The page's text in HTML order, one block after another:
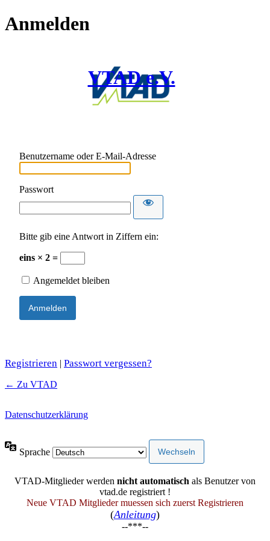
Anmelden
VTAD e.V.
Benutzername oder E-Mail-Adresse
Passwort
Bitte gib eine Antwort in Ziffern ein:
eins × 2 =
Angemeldet bleiben
Registrieren | Passwort vergessen?
← Zu VTAD
Datenschutzerklärung
Sprache
VTAD-Mitglieder werden nicht automatisch als Benutzer von
vtad.de registriert !
Neue VTAD Mitglieder muessen sich zuerst Registrieren
(Anleitung)
--***--